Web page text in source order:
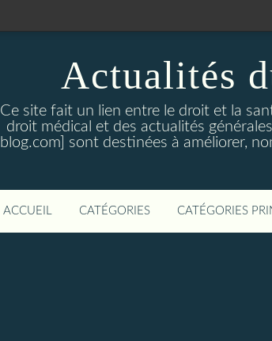
Actualités
Ce site fait un lien entre le droit et la
droit médical et des actualités
blog.com] sont destinées à améliorer,
ACCUEIL CATÉGORIES CATÉGORIES